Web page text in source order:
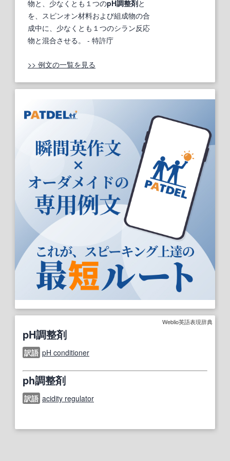
物と、少なくとも１つのpH調整剤と
を、スピンオン材料および組成物の合
成中に、少なくとも１つのシラン反応
物と混合させる。
- 特許庁
>> 例文の一覧を見る
Weblio英語表現辞典
pH調整剤
訳語 pH conditioner
ph調整剤
訳語 acidity regulator